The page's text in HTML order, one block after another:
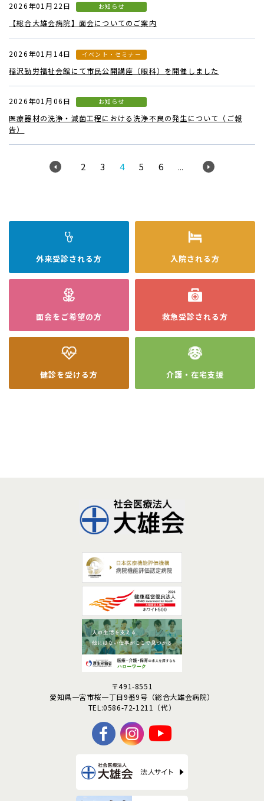
2026年01月22日 お知らせ
【総合大雄会病院】面会についてのご案内
2026年01月14日 イベント・セミナー
稲沢勤労福祉会館にて市民公開講座（眼科）を開催しました
2026年01月06日 お知らせ
医療器材の洗浄・滅菌工程における洗浄不良の発生について（ご報
告）
2 3 4 5 6 ...
外来受診される方 入院される方
面会を ご希望の方 救急受診される方
健診を受ける方 介護・在宅支援
〒491-8551
愛知県一宮市桜一丁目9番9号 （総合大雄会病院）
TEL:0586-72-1211（代）